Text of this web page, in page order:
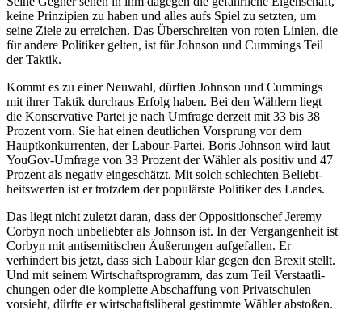
keine Prinzipien zu haben und alles aufs Spiel zu setzten, um
seine Ziele zu erreichen. Das Überschreiten von roten Linien, die
für andere Politiker gelten, ist für Johnson und Cummings Teil
der Taktik.
Kommt es zu einer Neuwahl, dürften Johnson und Cummings
mit ihrer Taktik durchaus Erfolg haben. Bei den Wählern liegt
die Konser­vative Partei je nach Umfrage derzeit mit 33 bis 38
Prozent vorn. Sie hat einen deutlichen Vorsprung vor dem
Haupt­kon­kur­renten, der Labour-Partei. Boris Johnson wird laut
YouGov-Umfrage von 33 Prozent der Wähler als positiv und 47
Prozent als negativ einge­schätzt. Mit solch schlechten Beliebt­
heits­werten ist er trotzdem der populärste Politiker des Landes.
Das liegt nicht zuletzt daran, dass der Opposi­ti­onschef Jeremy
Corbyn noch unbeliebter als Johnson ist. In der Vergan­genheit ist
Corbyn mit antise­mi­ti­schen Äußerungen aufge­fallen. Er
verhindert bis jetzt, dass sich Labour klar gegen den Brexit stellt.
Und mit seinem Wirtschafts­pro­gramm, das zum Teil Verstaat­li­
chungen oder die komplette Abschaffung von Privat­schulen
vorsieht, dürfte er wirtschafts­li­beral gestimmte Wähler abstoßen.